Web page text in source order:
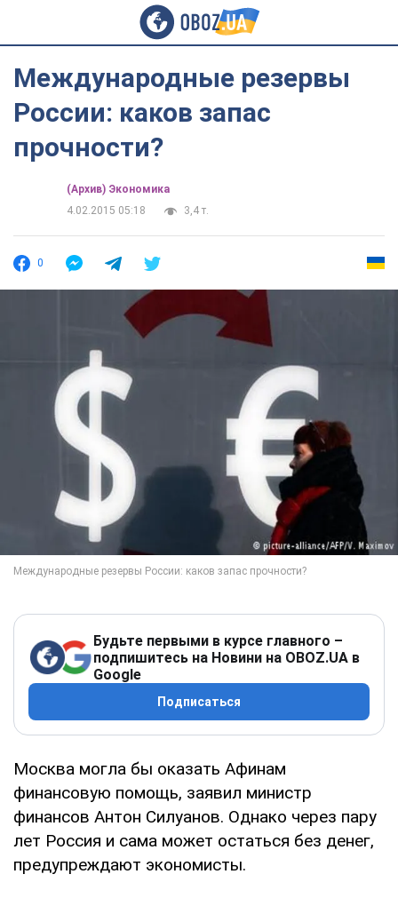
Международные резервы
России: каков запас
прочности?
(Архив) Экономика
4.02.2015 05:18
3,4 т.
0
Будьте первыми в курсе главного –
подпишитесь на Новини на OBOZ.UA в
Google
Подписаться
Москва могла бы оказать Афинам
финансовую помощь, заявил министр
финансов Антон Силуанов. Однако через пару
лет Россия и сама может остаться без денег,
предупреждают экономисты.